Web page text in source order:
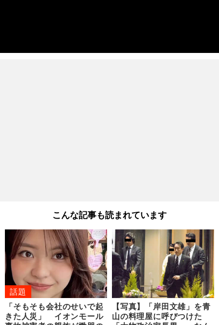
こんな記事も読まれています
話題
「そもそも会社のせいで起
きた人災」 イオンモール
【写真】「岸田文雄」を青
山の料理屋に呼びつけた